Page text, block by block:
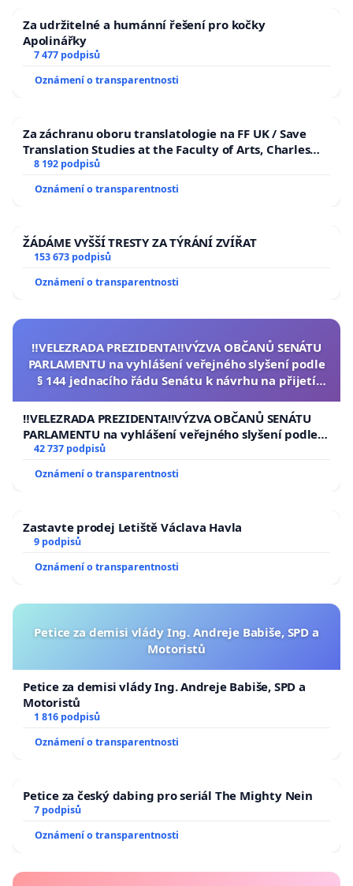
Za udržitelné a humánní řešení pro kočky
Apolinářky
7 477 podpisů
Oznámení o transparentnosti
Za záchranu oboru translatologie na FF UK / Save
Translation Studies at the Faculty of Arts, Charles
University
8 192 podpisů
Oznámení o transparentnosti
ŽÁDÁME VYŠŠÍ TRESTY ZA TÝRÁNÍ ZVÍŘAT
153 673 podpisů
Oznámení o transparentnosti
‼️VELEZRADA PREZIDENTA‼️VÝZVA OBČANŮ SENÁTU
PARLAMENTU na vyhlášení veřejného slyšení podle
§ 144 jednacího řádu Senátu k návrhu na přijetí
republiky
‼️VELEZRADA PREZIDENTA‼️VÝZVA OBČANŮ SENÁTU
PARLAMENTU na vyhlášení veřejného slyšení podle §
144 jednacího řádu Senátu k návrhu na přijetí
usnesení k podání ústavní žaloby na prezidenta
republiky
42 737 podpisů
Oznámení o transparentnosti
Zastavte prodej Letiště Václava Havla
9 podpisů
Oznámení o transparentnosti
Petice za demisi vlády Ing. Andreje Babiše, SPD a
Motoristů
Petice za demisi vlády Ing. Andreje Babiše, SPD a
Motoristů
1 816 podpisů
Oznámení o transparentnosti
Petice za český dabing pro seriál The Mighty Nein
7 podpisů
Oznámení o transparentnosti